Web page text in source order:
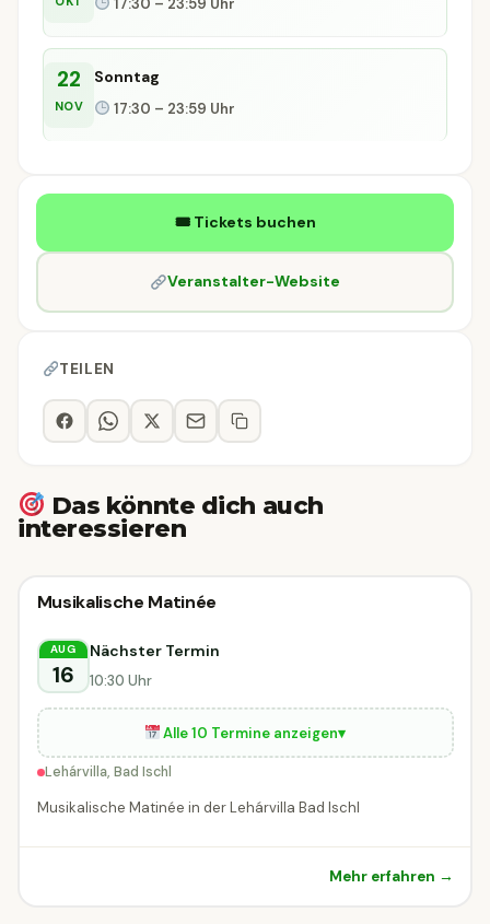
22
NOV
Sonntag
17:30 – 23:59 Uhr
🎟 Tickets buchen
Veranstalter-Website
TEILEN
Das könnte dich auch
interessieren
Klassik-
Konzert
Bad Ischl
Klassik-Konzert
Musikalische Matinée
AUG
16
Nächster Termin
10:30 Uhr
Alle 10 Termine anzeigen▾
Lehárvilla, Bad Ischl
Musikalische Matinée in der Lehárvilla Bad Ischl
Mehr erfahren →